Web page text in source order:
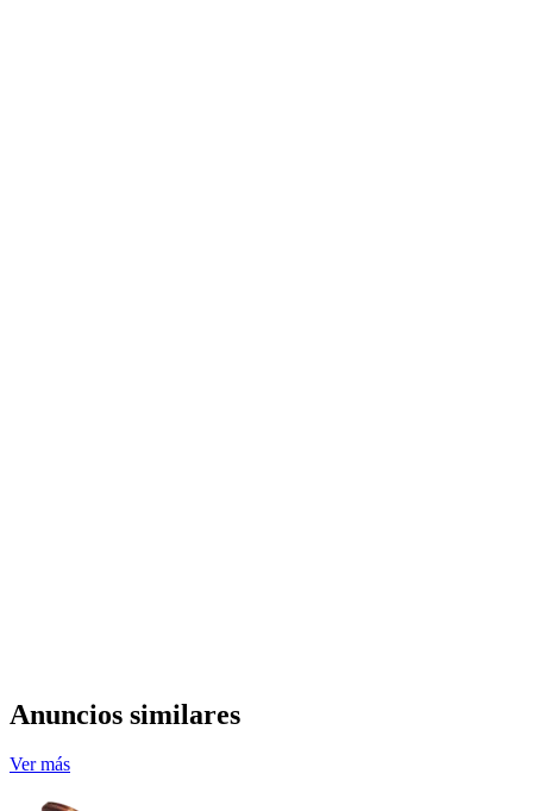
Anuncios similares
Ver más